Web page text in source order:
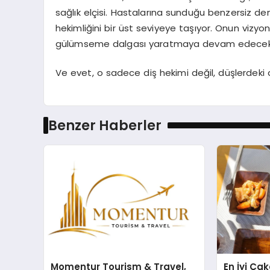
sağlık elçisi. Hastalarına sunduğu benzersiz
hekimliğini bir üst seviyeye taşıyor. Onun
gülümseme dalgası yaratmaya devam
Ve evet, o sadece diş hekimi değil, düşlerdeki
Benzer Haberler
Momentur Tourism & Travel, En İyi